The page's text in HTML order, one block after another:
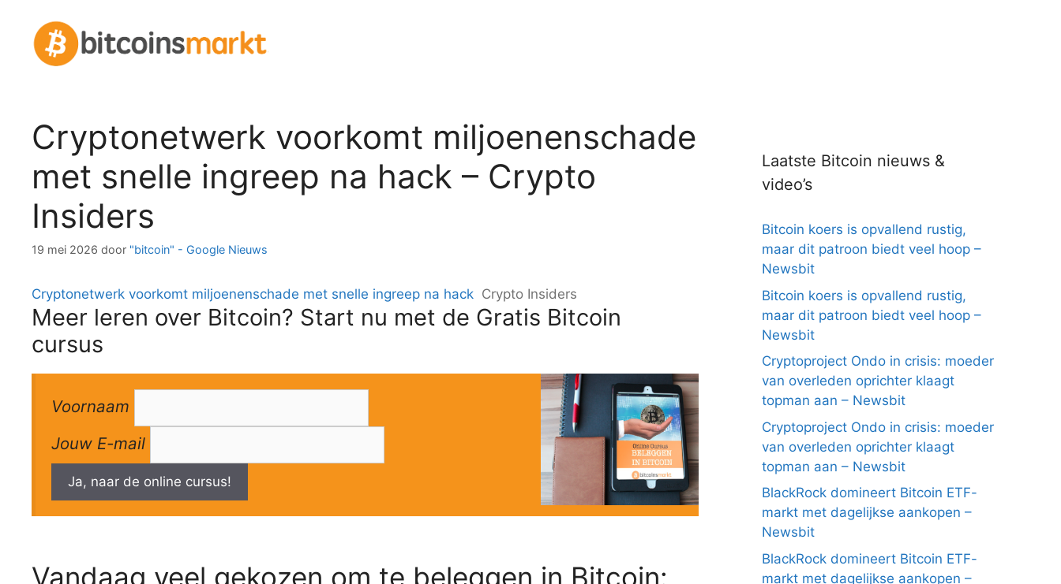
inhoud
Cryptonetwerk voorkomt miljoenenschade
met snelle ingreep na hack – Crypto
Insiders
19 mei 2026 door "bitcoin" - Google Nieuws
Cryptonetwerk voorkomt miljoenenschade met snelle ingreep na hack Crypto Insiders
Meer leren over Bitcoin? Start nu met de Gratis Bitcoin
cursus
Voornaam
Jouw E-mail
Ja, naar de online cursus!
Vandaag veel gekozen om te beleggen in Bitcoin:
Laatste Bitcoin nieuws &
video’s
Bitcoin koers is opvallend rustig,
maar dit patroon biedt veel hoop –
Newsbit
Bitcoin koers is opvallend rustig,
maar dit patroon biedt veel hoop –
Newsbit
Cryptoproject Ondo in crisis: moeder
van overleden oprichter klaagt
topman aan – Newsbit
Cryptoproject Ondo in crisis: moeder
van overleden oprichter klaagt
topman aan – Newsbit
BlackRock domineert Bitcoin ETF-
markt met dagelijkse aankopen –
Newsbit
BlackRock domineert Bitcoin ETF-
markt met dagelijkse aankopen –